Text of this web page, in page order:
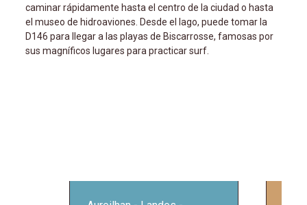
caminar rápidamente hasta el centro de la ciudad o hasta
el museo de hidroaviones. Desde el lago, puede tomar la
D146 para llegar a las playas de Biscarrosse, famosas por
sus magníficos lugares para practicar surf.